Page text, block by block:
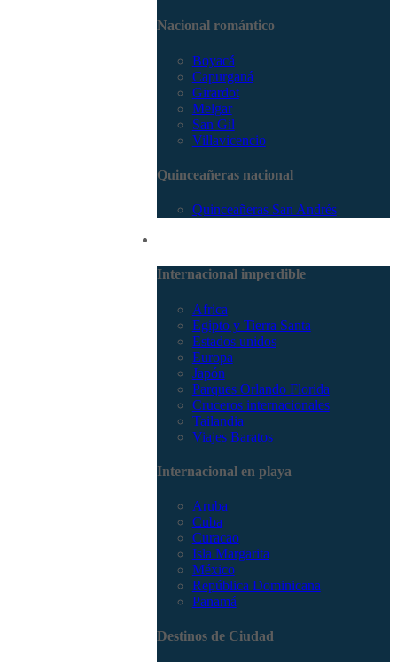
Nacional romántico
Boyacá
Capurganá
Girardot
Melgar
San Gil
Villavicencio
Quinceañeras nacional
Quinceañeras San Andrés
Internacional imperdible
Africa
Egipto y Tierra Santa
Estados unidos
Europa
Japón
Parques Orlando Florida
Cruceros internacionales
Tailandia
Viajes Baratos
Internacional en playa
Aruba
Cuba
Curacao
Isla Margarita
México
República Dominicana
Panamá
Destinos de Ciudad